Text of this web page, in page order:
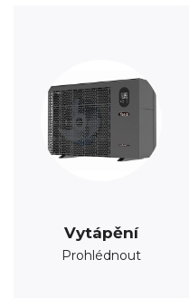
Vytápění
Prohlédnout